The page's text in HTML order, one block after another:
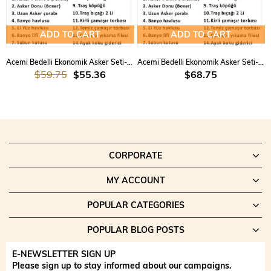
ADD TO CART
$55.36
$59.75
ADD TO CART
Acemi Bedelli Ekonomik Asker Seti-Amasya Asker Malzemeleri 30 parça 6 lı Set
$68.75
CORPORATE
MY ACCOUNT
POPULAR CATEGORIES
POPULAR BLOG POSTS
E-NEWSLETTER SIGN UP
Please sign up to stay informed about our campaigns.